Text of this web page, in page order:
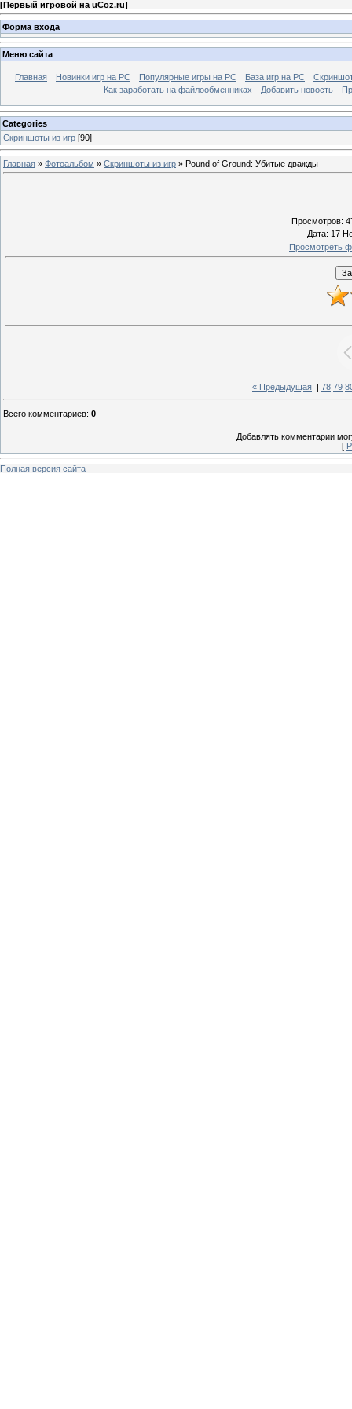
[Первый игровой на uCoz.ru]
Форма входа
Меню сайта
Главная Новинки игр на PC Популярные игры на PC База игр на РС
Как заработать на файлообменниках
Добавить новость
Categories
Скриншоты из игр [90]
Главная » Фотоальбом » Скриншоты из игр » Pound of Ground: Убитые дважды
Просмотров:
Дата: 17
Просмотреть
« Предыдущая 78 79
Всего комментариев: 0
Добавлять комментарии
[
Полная версия сайта